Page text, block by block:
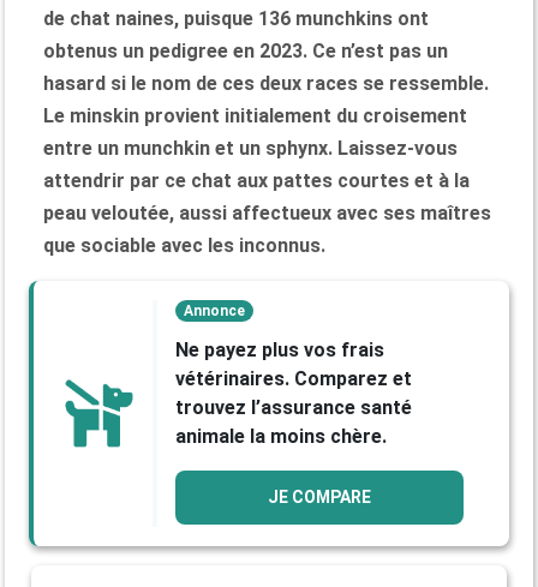
de chat naines, puisque 136 munchkins ont
obtenus un pedigree en 2023. Ce n’est pas un
hasard si le nom de ces deux races se ressemble.
Le minskin provient initialement du croisement
entre un munchkin et un sphynx. Laissez-vous
attendrir par ce chat aux pattes courtes et à la
peau veloutée, aussi affectueux avec ses maîtres
que sociable avec les inconnus.
Annonce
Ne payez plus vos frais
vétérinaires. Comparez et
trouvez l’assurance santé
animale la moins chère.
JE COMPARE